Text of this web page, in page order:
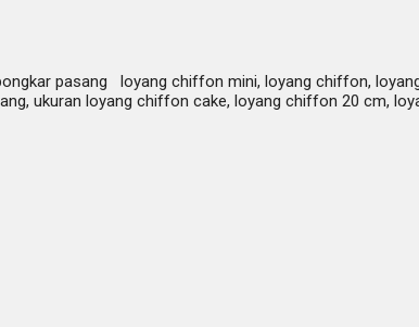
pasang loyang chiffon mini, loyang chiffon,
ukuran loyang chiffon cake, loyang chiffon 20 cm,